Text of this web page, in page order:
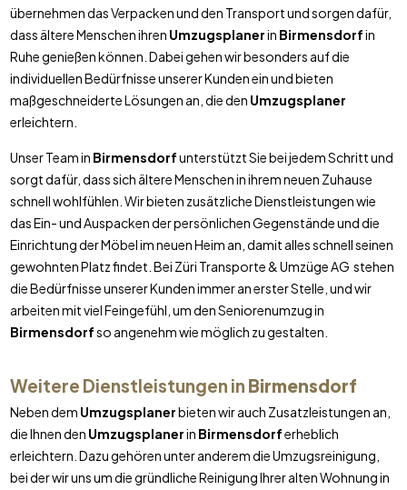
übernehmen das Verpacken und den Transport und sorgen dafür,
dass ältere Menschen ihren Umzugsplanerin Birmensdorfin
Ruhe genießen können. Dabei gehen wir besonders auf die
individuellen Bedürfnisse unserer Kunden ein und bieten
maßgeschneiderte Lösungen an, die den Umzugsplaner
erleichtern.
Unser Team in Birmensdorfunterstützt Sie bei jedem Schritt und
sorgt dafür, dass sich ältere Menschen in ihrem neuen Zuhause
schnell wohlfühlen. Wir bieten zusätzliche Dienstleistungen wie
das Ein- und Auspacken der persönlichen Gegenstände und die
Einrichtung der Möbel im neuen Heim an, damit alles schnell seinen
gewohnten Platz findet. Bei Züri Transporte & Umzüge AG stehen
die Bedürfnisse unserer Kunden immer an erster Stelle, und wir
arbeiten mit viel Feingefühl, um den Seniorenumzug in
Birmensdorfso angenehm wie möglich zu gestalten.
Weitere Dienstleistungen in Birmensdorf
Neben dem Umzugsplanerbieten wir auch Zusatzleistungen an,
die Ihnen den Umzugsplanerin Birmensdorferheblich
erleichtern. Dazu gehören unter anderem die Umzugsreinigung,
bei der wir uns um die gründliche Reinigung Ihrer alten Wohnung in